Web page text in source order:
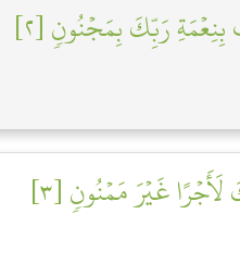
رَبِّكَ بِمَجۡنُونٖ [٢]
غَيۡرَ مَمۡنُونٖ [٣]